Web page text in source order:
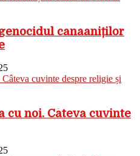
canaaniților
cu noi. Câteva cuvinte